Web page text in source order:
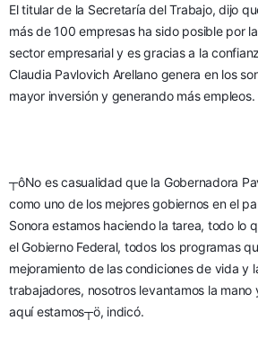
El titular de la Secretaría del Trabajo, dijo
más de 100 empresas ha sido posible por
sector empresarial y es gracias a la
Claudia Pavlovich Arellano genera en los
mayor inversión y generando más empleos.
┬ôNo es casualidad que la Gobernadora
como uno de los mejores gobiernos en el
Sonora estamos haciendo la tarea, todo lo
el Gobierno Federal, todos los programas
mejoramiento de las condiciones de vida y
trabajadores, nosotros levantamos la mano
aquí estamos┬ö, indicó.